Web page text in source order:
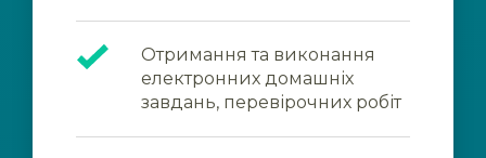
Отримання та виконання
електронних домашніх
завдань, перевірочних робіт